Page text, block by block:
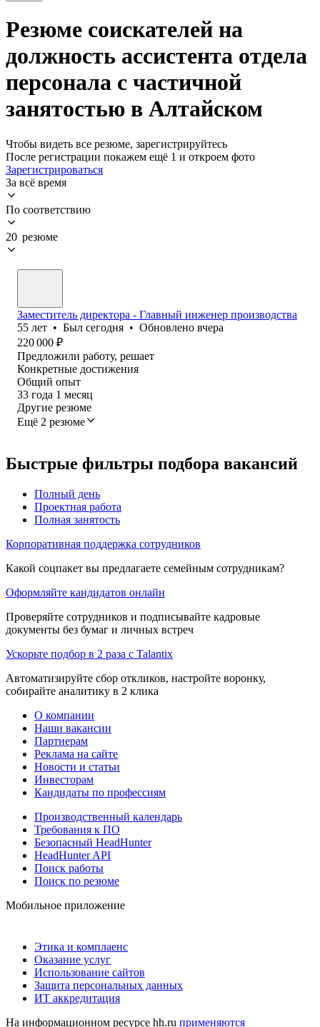
Резюме соискателей на
должность ассистента отдела
персонала с частичной
занятостью в Алтайском
Чтобы видеть все резюме, зарегистрируйтесь
После регистрации покажем ещё 1 и откроем фото
Зарегистрироваться
За всё время
По соответствию
20 резюме
Заместитель директора - Главный инженер производства
55 лет • Был сегодня • Обновлено вчера
220 000 ₽
Предложили работу, решает
Конкретные достижения
Общий опыт
33 года 1 месяц
Другие резюме
Ещё 2 резюме
Быстрые фильтры подбора вакансий
Полный день
Проектная работа
Полная занятость
Корпоративная поддержка сотрудников
Какой соцпакет вы предлагаете семейным сотрудникам?
Оформляйте кандидатов онлайн
Проверяйте сотрудников и подписывайте кадровые
документы без бумаг и личных встреч
Ускорьте подбор в 2 раза с Talantix
Автоматизируйте сбор откликов, настройте воронку,
собирайте аналитику в 2 клика
О компании
Наши вакансии
Партнерам
Реклама на сайте
Новости и статьи
Инвесторам
Кандидаты по профессиям
Производственный календарь
Требования к ПО
Безопасный HeadHunter
HeadHunter API
Поиск работы
Поиск по резюме
Мобильное приложение
Этика и комплаенс
Оказание услуг
Использование сайтов
Защита персональных данных
ИТ аккредитация
На информационном ресурсе hh.ru применяются